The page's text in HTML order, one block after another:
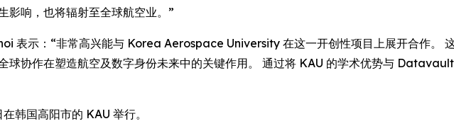
影响，也将辐射至全球航空业。”
表示：“非常高兴能与 Korea Aerospace University 在这一开创性项目上展开合作。
球协作在塑造航空及数字身份未来中的关键作用。 通过将 KAU 的学术优势与
韩国高阳市的 KAU 举行。